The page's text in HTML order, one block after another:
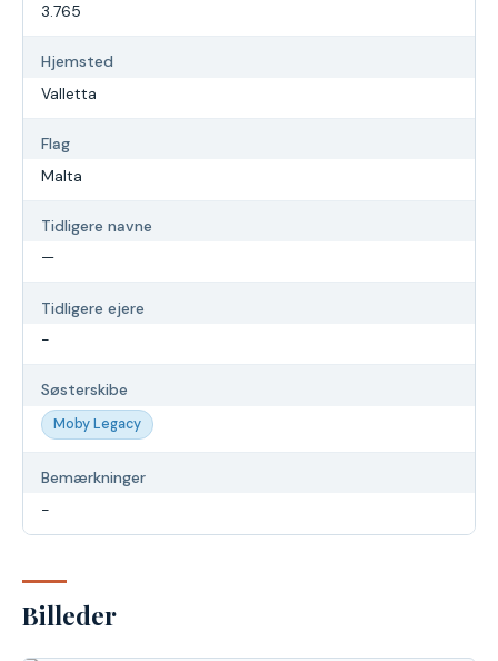
3.765
Hjemsted
Valletta
Flag
Malta
Tidligere navne
—
Tidligere ejere
-
Søsterskibe
Moby Legacy
Bemærkninger
-
Billeder